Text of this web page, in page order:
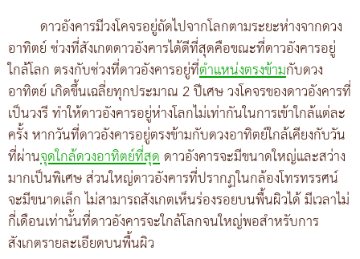
ดาวอังคารมีวงโคจรอยู่ถัดไปจากโลกตามระยะห่างจากดวง
อาทิตย์ ช่วงที่สังเกตดาวอังคารได้ดีที่สุดคือขณะที่ดาวอังคารอยู่
ใกล้โลก ตรงกับช่วงที่ดาวอังคารอยู่ที่ตำแหน่งตรงข้ามกับดวง
อาทิตย์ เกิดขึ้นเฉลี่ยทุกประมาณ 2 ปีเศษ วงโคจรของดาวอังคารที่
เป็นวงรี ทำให้ดาวอังคารอยู่ห่างโลกไม่เท่ากันในการเข้าใกล้แต่ละ
ครั้ง หากวันที่ดาวอังคารอยู่ตรงข้ามกับดวงอาทิตย์ใกล้เคียงกับวัน
ที่ผ่านจุดใกล้ดวงอาทิตย์ที่สุดดาวอังคารจะมีขนาดใหญ่และสว่าง
มากเป็นพิเศษ ส่วนใหญ่ดาวอังคารที่ปรากฏในกล้องโทรทรรศน์
จะมีขนาดเล็ก ไม่สามารถสังเกตเห็นร่องรอยบนพื้นผิวได้ มีเวลาไม่
กี่เดือนเท่านั้นที่ดาวอังคารจะใกล้โลกจนใหญ่พอสำหรับการ
สังเกตรายละเอียดบนพื้นผิว